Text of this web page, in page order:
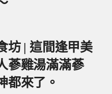
坊 | 這間逢甲美
蔘雞湯滿滿蔘
都來了。